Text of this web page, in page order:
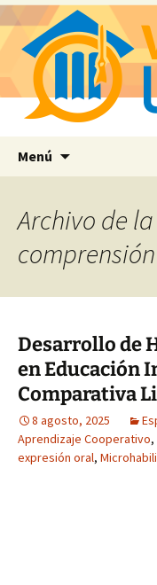
Menú
Archivo de
Desarrollo de
en Educación
Comparativa
8 agosto, 2025
Aprendizaje Cooperativo,
expresión oral,